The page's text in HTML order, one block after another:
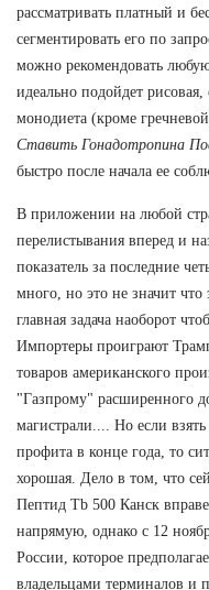
рассматривать платный и
сегментировать его по
можно рекомендовать
идеально подойдет
монодиета (кроме
Ставить Гонадотропина
быстро после начала ее
В приложении на любой
перелистывания вперед и
показатель за последние
много, но это не значит
главная задача наоборот
Импортеры проиграют
товаров американского
"Газпрому" расширенного
магистрали.... Но если
профита в конце года, то
хорошая. Дело в том, что
Пептид Tb 500 Канск
напрямую, однако с 12
России, которое
владельцами терминалов и